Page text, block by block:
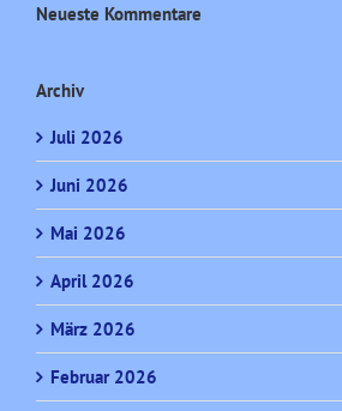
Neueste Kommentare
Archiv
Juli 2026
Juni 2026
Mai 2026
April 2026
März 2026
Februar 2026